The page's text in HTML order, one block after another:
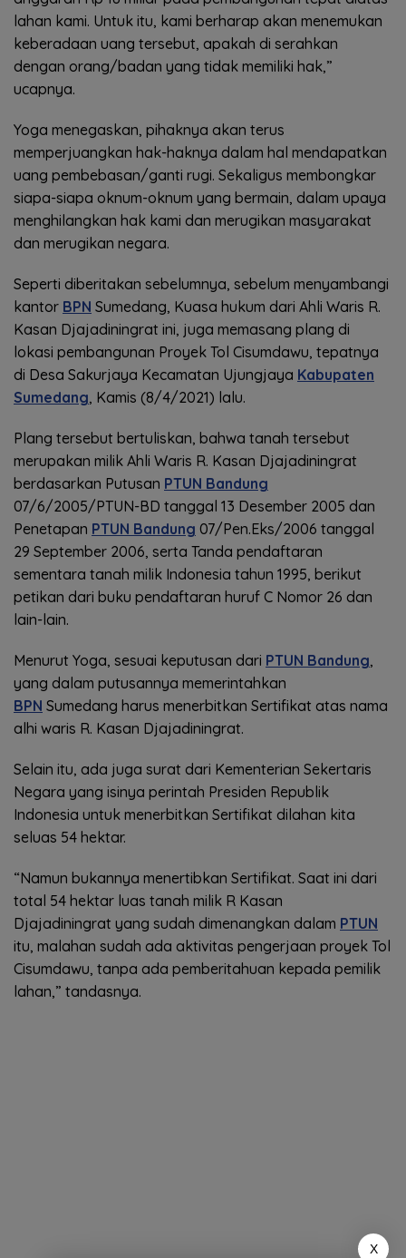
lahan kami. Untuk itu, kami berharap akan menemukan
keberadaan uang tersebut, apakah di serahkan
dengan orang/badan yang tidak memiliki hak,”
ucapnya.
Yoga menegaskan, pihaknya akan terus
memperjuangkan hak-haknya dalam hal mendapatkan
uang pembebasan/ganti rugi. Sekaligus membongkar
siapa-siapa oknum-oknum yang bermain, dalam upaya
menghilangkan hak kami dan merugikan masyarakat
dan merugikan negara.
Seperti diberitakan sebelumnya, sebelum menyambangi
kantor BPN Sumedang, Kuasa hukum dari Ahli Waris R.
Kasan Djajadiningrat ini, juga memasang plang di
lokasi pembangunan Proyek Tol Cisumdawu, tepatnya
di Desa Sakurjaya Kecamatan Ujungjaya Kabupaten
Sumedang, Kamis (8/4/2021) lalu.
Plang tersebut bertuliskan, bahwa tanah tersebut
merupakan milik Ahli Waris R. Kasan Djajadiningrat
berdasarkan Putusan PTUN Bandung
07/6/2005/PTUN-BD tanggal 13 Desember 2005 dan
Penetapan PTUN Bandung 07/Pen.Eks/2006 tanggal
29 September 2006, serta Tanda pendaftaran
sementara tanah milik Indonesia tahun 1995, berikut
petikan dari buku pendaftaran huruf C Nomor 26 dan
lain-lain.
Menurut Yoga, sesuai keputusan dari PTUN Bandung,
yang dalam putusannya memerintahkan
BPN Sumedang harus menerbitkan Sertifikat atas nama
alhi waris R. Kasan Djajadiningrat.
Selain itu, ada juga surat dari Kementerian Sekertaris
Negara yang isinya perintah Presiden Republik
Indonesia untuk menerbitkan Sertifikat dilahan kita
seluas 54 hektar.
“Namun bukannya menertibkan Sertifikat. Saat ini dari
total 54 hektar luas tanah milik R Kasan
Djajadiningrat yang sudah dimenangkan dalam PTUN
itu, malahan sudah ada aktivitas pengerjaan proyek Tol
Cisumdawu, tanpa ada pemberitahuan kepada pemilik
lahan,” tandasnya.
X